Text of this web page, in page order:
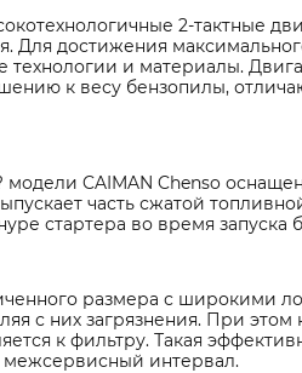
2-тактные
Для достижения
и материалы.
к весу бензопилы,
CAIMAN Chenso
часть сжатой
стартера во время запуска
размера с широкими
с них загрязнения. При
к фильтру. Такая
межсервисный интервал.